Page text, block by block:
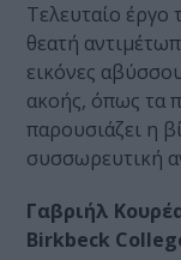
Τελευταίο έργο
θεατή
εικόνες
ακοής, όπως τα
παρουσιάζει η
συσσωρευτική
Γαβριήλ
Birkbeck